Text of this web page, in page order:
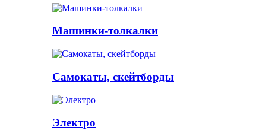
Машинки-толкалки
Самокаты, скейтборды
Электро